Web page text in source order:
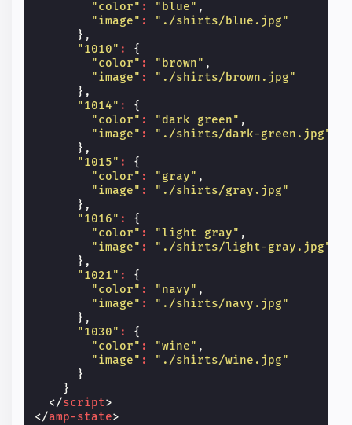
"color" : "blue" ,
"image" :
"./shirts/blue.jpg"
},
"1010" :
{
"color" : "brown" ,
"image" :
"./shirts/brown.jpg"
},
"1014" :
{
"color" : "dark green" ,
"image" :
"./shirts/dark-green.jpg"
},
"1015" :
{
"color" : "gray" ,
"image" :
"./shirts/gray.jpg"
},
"1016" :
{
"color" : "light gray" ,
"image" :
"./shirts/light-gray.jpg"
},
"1021" :
{
"color" : "navy" ,
"image" :
"./shirts/navy.jpg"
},
"1030" :
{
"color" : "wine" ,
"image" :
"./shirts/wine.jpg"
}
}
</script>
</amp-state>